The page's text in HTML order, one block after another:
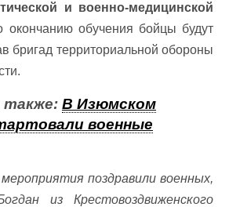
и военно-медицинской
окончанию обучения бойцы будут
бригад территориальной обороны
В Изюмском
военные
поздравили военных,
из Крестовоздвиженского